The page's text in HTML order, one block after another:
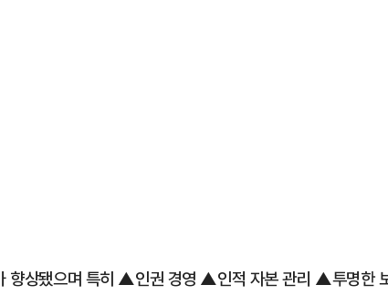
향상됐으며 특히 ▲인권 경영 ▲인적 자본 관리 ▲투명한